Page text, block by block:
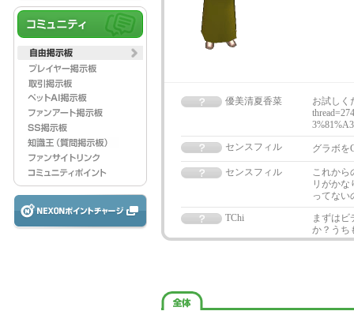
優美清夏香菜
お試しく
センスフィル
グラボを
センスフィル
これから
リがか
ってな
TChi
まずはビ
か？うち